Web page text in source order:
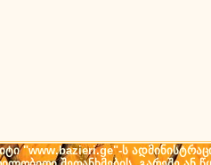
"www.bazieri.ge"-ს